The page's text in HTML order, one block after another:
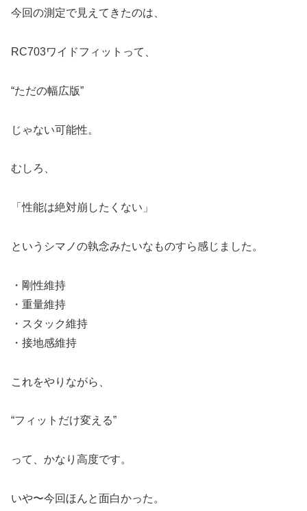
今回の測定で見えてきたのは、
RC703ワイドフィットって、
“ただの幅広版”
じゃない可能性。
むしろ、
「性能は絶対崩したくない」
というシマノの執念みたいなものすら感じました。
・剛性維持
・重量維持
・スタック維持
・接地感維持
これをやりながら、
“フィットだけ変える”
って、かなり高度です。
いや〜今回ほんと面白かった。